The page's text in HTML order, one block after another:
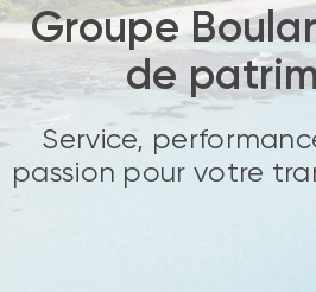
Groupe
de
Service,
passion pour votre